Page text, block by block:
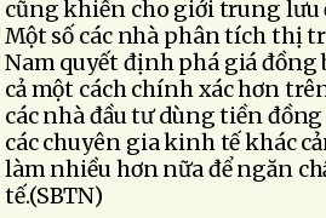
cũng khiến cho giới trung lưu
Một số các nhà phân tích thị
Nam quyết định phá giá đồng
cả một cách chính xác hơn
các nhà đầu tư dùng tiền
các chuyên gia kinh tế khác
làm nhiều hơn nữa để ngăn
tế.(SBTN)